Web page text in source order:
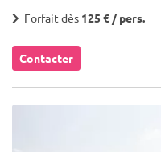
Forfait dès 125 € / pers.
Contacter